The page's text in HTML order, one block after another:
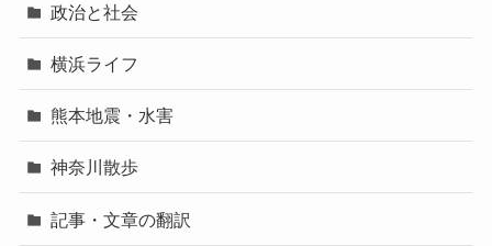
政治と社会
横浜ライフ
熊本地震・水害
神奈川散歩
記事・文章の翻訳